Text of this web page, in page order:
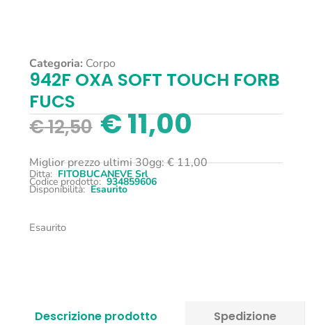
Categoria: Corpo
942F OXA SOFT TOUCH FORB
FUCS
€12,50 €11,00
Miglior prezzo ultimi 30gg:€11,00
Ditta: FITOBUCANEVE Srl
Codice prodotto: 934859606
Disponibilità: Esaurito
Esaurito
Descrizione prodotto
Spedizione